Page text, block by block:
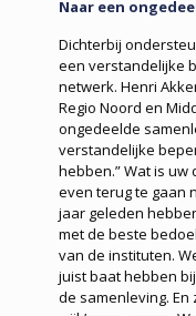
Naar een
Dichterbij
een verstandelijke
netwerk. Henri
Regio Noord en
ongedeelde
verstandelijke
hebben.” Wat is uw
even terug te gaan
jaar geleden
met de beste
van de instituten.
juist baat hebben
de samenleving. En